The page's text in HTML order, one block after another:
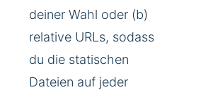
deiner Wahl oder (b)
relative URLs, sodass
du die statischen
Dateien auf jeder